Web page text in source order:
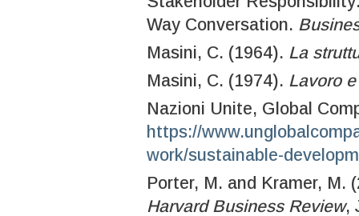
Way Conversation.
Masini, C. (1964). La
Masini, C. (1974). Lavoro
Nazioni Unite, Global
https://
work/sustainable-
Porter, M. and Kramer, M.
Harvard Business Review,